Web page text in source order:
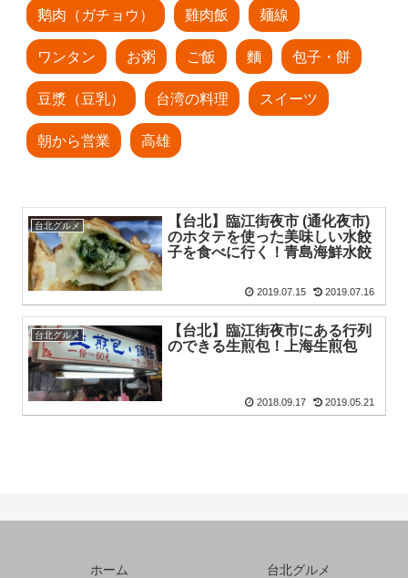
鹅肉（ガチョウ） 雞肉飯 麺線
ワンタン お粥 ご飯 麵 包子・餅
豆漿（豆乳） 台湾の料理 スイーツ
朝から営業 高雄
台北グルメ
【台北】臨江街夜市 (通化夜市)
のホタテを使った美味しい水餃
子を食べに行く！青島海鮮水餃
2019.07.15 2019.07.16
台北グルメ
【台北】臨江街夜市にある行列
のできる生煎包！上海生煎包
2018.09.17 2019.05.21
ホーム 台北グルメ